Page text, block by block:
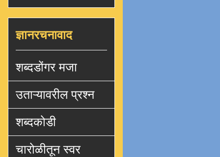
ज्ञानरचनावाद
शब्दडोंगर मजा
उताऱ्यावरील प्रश्न
शब्दकोडी
चारोळीतून स्वर